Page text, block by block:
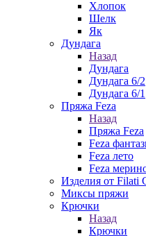
Хлопок
Шелк
Як
Дундага
Назад
Дундага
Дундага 6/2
Дундага 6/1
Пряжа Feza
Назад
Пряжа Feza
Feza
Feza лето
Feza
Изделия от Filati
Миксы пряжи
Крючки
Назад
Крючки